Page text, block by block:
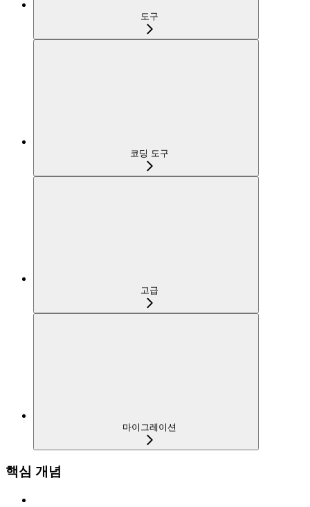
도구
코딩 도구
고급
마이그레이션
핵심 개념